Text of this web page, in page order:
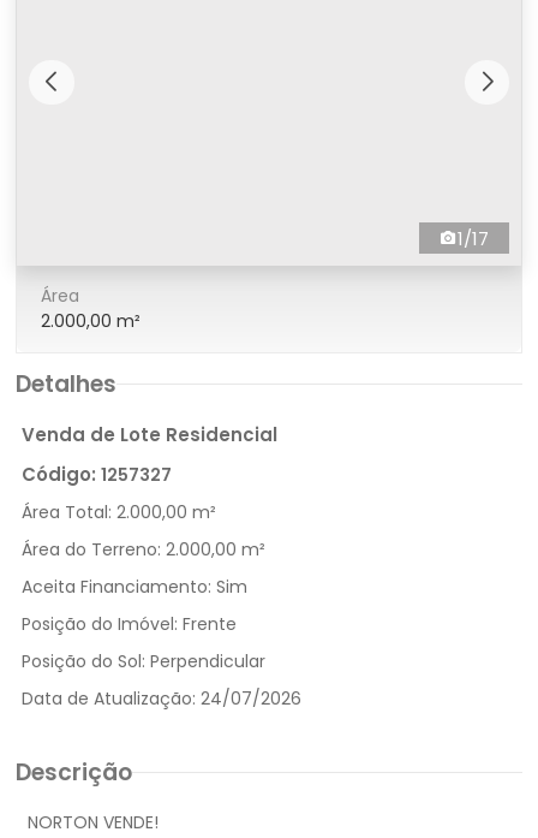
1/17
Área
2.000,00 m²
Detalhes
Venda de Lote Residencial
Código: 1257327
Área Total: 2.000,00 m²
Área do Terreno: 2.000,00 m²
Aceita Financiamento: Sim
Posição do Imóvel: Frente
Posição do Sol: Perpendicular
Data de Atualização: 24/07/2026
Descrição
NORTON VENDE!